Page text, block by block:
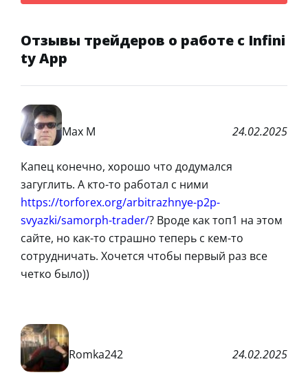
Отзывы трейдеров о работе с Infini
ty App
Max M 24.02.2025
Капец конечно, хорошо что додумался
загуглить. А кто-то работал с ними
https://torforex.org/arbitrazhnye-p2p-
svyazki/samorph-trader/? Вроде как топ1 на этом
сайте, но как-то страшно теперь с кем-то
сотрудничать. Хочется чтобы первый раз все
четко было))
Romka242 24.02.2025